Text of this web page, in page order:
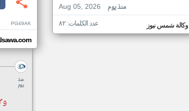
Aug 05, 2026
منذ يوم
وكالة شمس نيوز عدد الكلمات: ٨٢ PG49AK
منذ
يوم
و٣مقالات مشابهة من مصادر أخرى